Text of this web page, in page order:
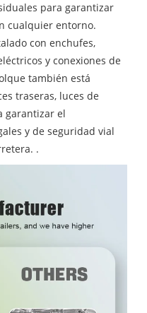
para garantizar
cualquier entorno.
con enchufes,
y conexiones de
también está
traseras, luces de
garantizar el
y de seguridad vial
.